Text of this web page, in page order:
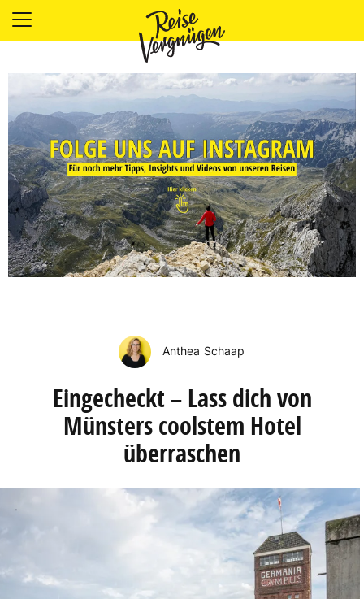
LÄNDER
UNTERKÜNFTE
FOOD
PLANUNG
OUTDOOR
Anthea Schaap
Eingecheckt – Lass dich von
Münsters coolstem Hotel
überraschen